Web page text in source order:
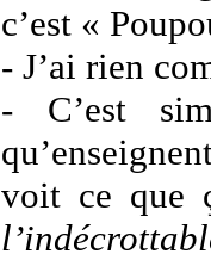
c’est «
- J’ai rien
- C’est
voit ce que